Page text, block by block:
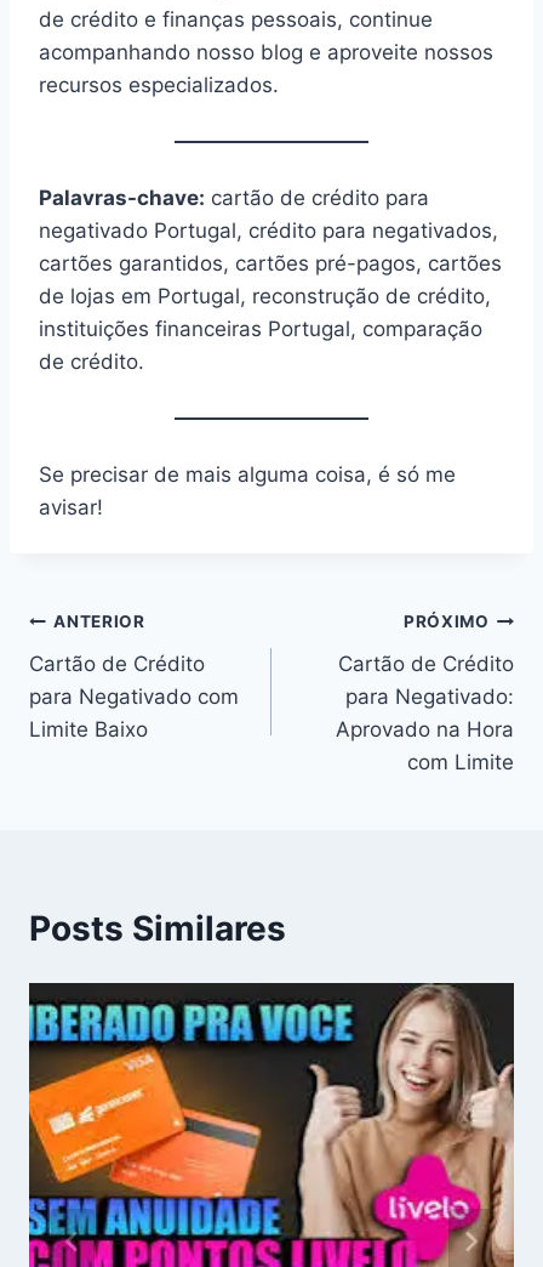
de crédito e finanças pessoais, continue
acompanhando nosso blog e aproveite nossos
recursos especializados.
Palavras-chave: cartão de crédito para
negativado Portugal, crédito para negativados,
cartões garantidos, cartões pré-pagos, cartões
de lojas em Portugal, reconstrução de crédito,
instituições financeiras Portugal, comparação
de crédito.
Se precisar de mais alguma coisa, é só me
avisar!
Navegação
de
Post
ANTERIOR
Cartão de Crédito
para Negativado com
Limite Baixo
PRÓXIMO
Cartão de Crédito
para Negativado:
Aprovado na Hora
com Limite
Posts Similares